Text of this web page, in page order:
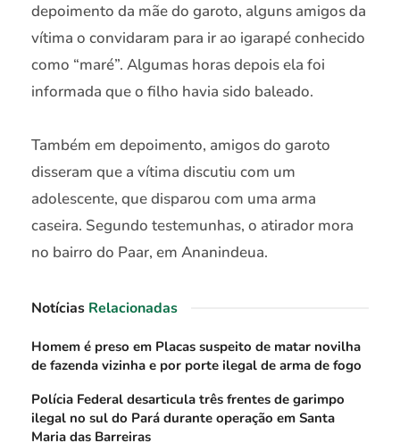
depoimento da mãe do garoto, alguns amigos da
vítima o convidaram para ir ao igarapé conhecido
como “maré”. Algumas horas depois ela foi
informada que o filho havia sido baleado.
Também em depoimento, amigos do garoto
disseram que a vítima discutiu com um
adolescente, que disparou com uma arma
caseira. Segundo testemunhas, o atirador mora
no bairro do Paar, em Ananindeua.
Notícias Relacionadas
Homem é preso em Placas suspeito de matar novilha
de fazenda vizinha e por porte ilegal de arma de fogo
Polícia Federal desarticula três frentes de garimpo
ilegal no sul do Pará durante operação em Santa
Maria das Barreiras